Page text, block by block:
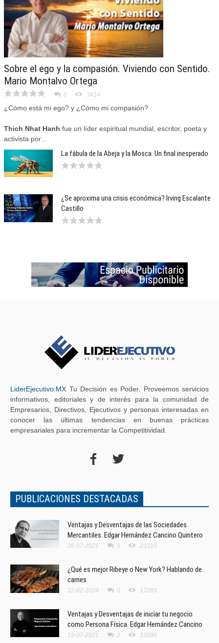
Sobre el ego y la compasión. Viviendo con Sentido.
Mario Montalvo Ortega
0 3414
¿Cómo está mi ego? y ¿Cómo mi compasión?
Thich Nhat Hanh fue un líder espiritual mundial, escritor, poeta y
activista por...
La fábula de la Abeja y la Mosca. Un final inesperado
¿Se aproxima una crisis económica? Irving Escalante
Castillo
LiderEjecutivo.MX Tu Decisión es Poder. Proveemos servicios
informativos, editoriales y de interés para la comunidad de
Empresarios, Directivos, Ejecutivos y personas interesadas en
conocer las últimas tendencias en buenas prácticas
empresariales para incrementar la Competitividad.
PUBLICACIONES DESTACADAS
Ventajas y Desventajas de las Sociedades
Mercantiles. Edgar Hernández Cancino Quintero
26-07-2021 0 23315
¿Qué es mejor Ribeye o New York? Hablando de
carnes
22-02-2024 0 17265
Ventajas y Desventajas de iniciar tu negocio
como Persona Física. Edgar Hernández Cancino
19-07-2021 2 13296